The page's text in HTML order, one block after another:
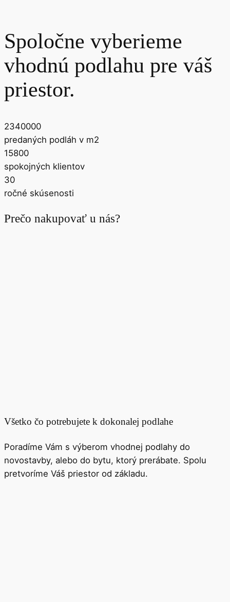
Spoločne vyberieme
vhodnú podlahu pre váš
priestor.
2340000
predaných podláh v m2
15800
spokojných klientov
30
ročné skúsenosti
Prečo nakupovať u nás?
Všetko čo potrebujete k dokonalej podlahe
Poradíme Vám s výberom vhodnej podlahy do
novostavby, alebo do bytu, ktorý prerábate. Spolu
pretvoríme Váš priestor od základu.